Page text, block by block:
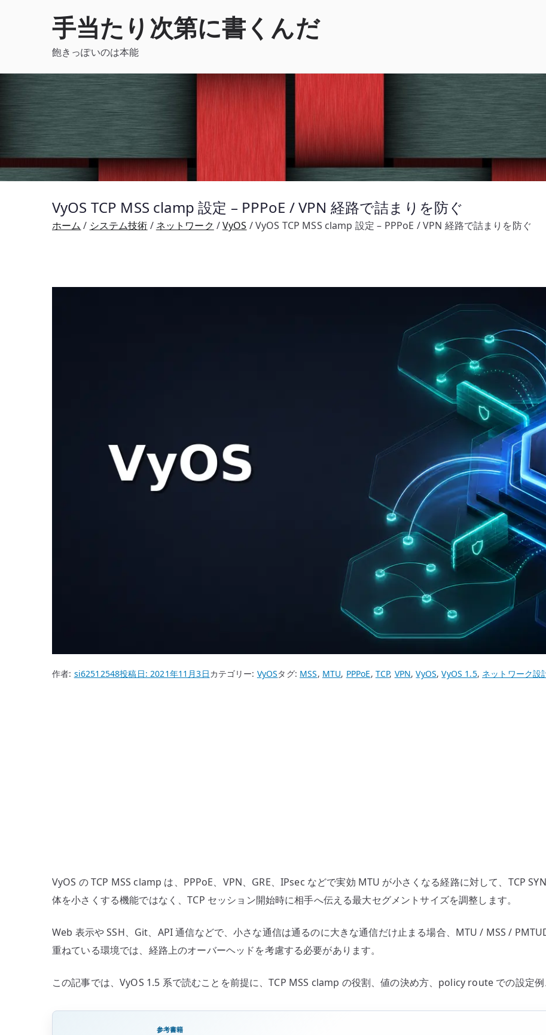
手当たり次第に書くんだ
飽きっぽいのは本能
VyOS TCP MSS clamp 設定 – PPPoE / VPN 経路で詰まりを防ぐ
ホーム システム技術 ネットワーク VyOS VyOS TCP MSS clamp 設定 – PPPoE / VPN 経路で詰まりを防ぐ
作者: si62512548投稿日:2021年11月3日カテゴリー: VyOSタグ: MSS, MTU, PPPoE, TCP, VPN,VyOS,VyOS 1.5, ネットワーク設
VyOS の TCP MSS clamp は、PPPoE、VPN、GRE、IPsec などで実効 MTU が小さくなる経路に対して、TCP
体を小さくする機能ではなく、TCP セッション開始時に相手へ伝える最大セグメントサイズを調整します。
Web 表示や SSH、Git、API 通信などで、小さな通信は通るのに大きな通信だけ止まる場合、MTU / MSS /
重ねている環境では、経路上のオーバーヘッドを考慮する必要があります。
この記事では、VyOS 1.5 系で読むことを前提に、TCP MSS clamp の役割、値の決め方、policy route での設定
参考書籍